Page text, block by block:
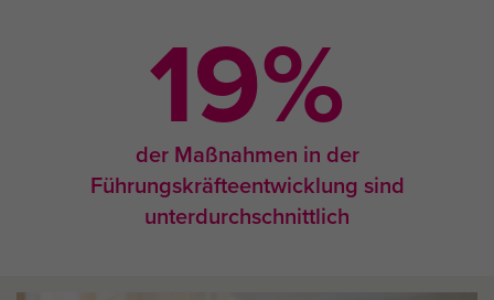
28%
der Maßnahmen in der
Führungskräfteentwicklung sind
unterdurchschnittlich